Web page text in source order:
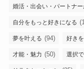
婚活・出会い・パートナ
自分をもっと好きになる
夢を叶える (94) 好き
才能・魅力 (50) 選択